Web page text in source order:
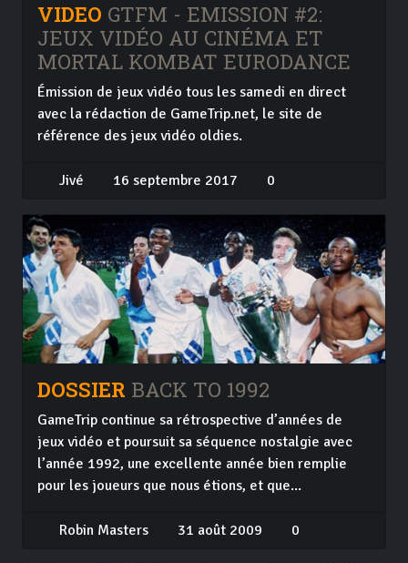
VIDEO GTFM - EMISSION #2:
JEUX VIDÉO AU CINÉMA ET
MORTAL KOMBAT EURODANCE
Émission de jeux vidéo tous les samedi en direct
avec la rédaction de GameTrip.net, le site de
référence des jeux vidéo oldies.
Jivé 16 septembre 2017 0
DOSSIER BACK TO 1992
GameTrip continue sa rétrospective d’années de
jeux vidéo et poursuit sa séquence nostalgie avec
l’année 1992, une excellente année bien remplie
pour les joueurs que nous étions, et que...
Robin Masters 31 août 2009 0